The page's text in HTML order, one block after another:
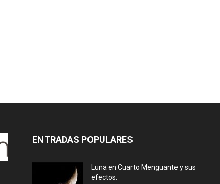
ENTRADAS POPULARES
Luna en Cuarto Menguante y sus
efectos.